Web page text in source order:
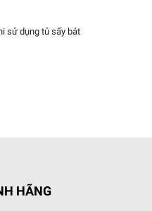
sử dụng tủ sấy bát
HÃNG